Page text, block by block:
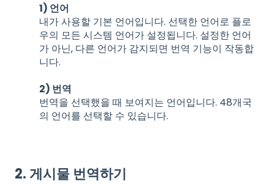
1) 언어
내가 사용할 기본 언어입니다. 선택한 언어로 플로
우의 모든 시스템 언어가 설정됩니다. 설정한 언어
가 아닌, 다른 언어가 감지되면 번역 기능이 작동합
니다.
2) 번역
번역을 선택했을 때 보여지는 언어입니다. 48개국
의 언어를 선택할 수 있습니다.
2. 게시물 번역하기